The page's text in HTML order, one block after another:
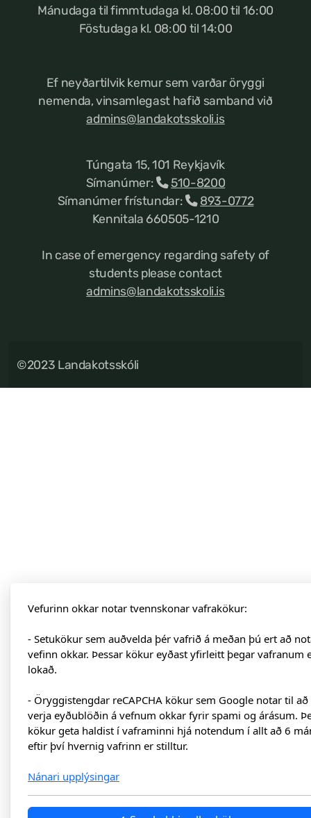
Mánudaga til fimmtudaga kl. 08:00 til 16:00
Föstudaga kl. 08:00 til 14:00
Ef neyðartilvik kemur sem varðar öryggi
nemenda, vinsamlegast hafið samband við
admins@landakotsskoli.is
Túngata 15, 101 Reykjavík
Símanúmer:
510-8200
Símanúmer frístundar:
893-0772
Kennitala 660505-1210
In case of emergency regarding safety of
students please contact
admins@landakotsskoli.is
©2023 Landakotsskóli
Vefurinn okkar notar tvennskonar vafrakökur:
- Setukökur sem auðvelda þér vafrið á meðan þú ert að
vefinn okkar. Þessar kökur eyðast yfirleitt þegar vafranum
lokað.
- Öryggistengdar reCAPCHA kökur sem Google notar til að
verja eyðublöðin á vefnum okkar fyrir spami og árásum.
kökur geta haldist í vaframinni hjá notendum í allt að 6
eftir því hvernig vafrinn er stilltur.
Nánari upplýsingar